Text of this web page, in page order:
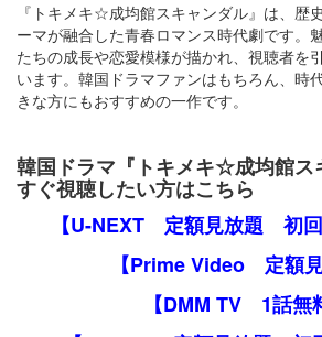
『トキメキ☆成均館スキャンダル』は、歴
ーマが融合した青春ロマンス時代劇です。​
たちの成長や恋愛模様が描かれ、視聴者を
います。​韓国ドラマファンはもちろん、時
きな方にもおすすめの一作です。
韓国ドラマ『トキメキ☆成均館ス
すぐ視聴したい方はこちら
【U-NEXT 定額見放題 初回
【Prime Video 定額見
【DMM TV 1話無